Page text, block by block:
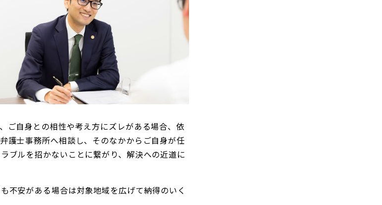
ご自身との相性や考え方にズレがある場合、依
護士事務所へ相談し、そのなかからご自身が任
ブルを招かないことに繋がり、解決への近道に
不安がある場合は対象地域を広げて納得のいく